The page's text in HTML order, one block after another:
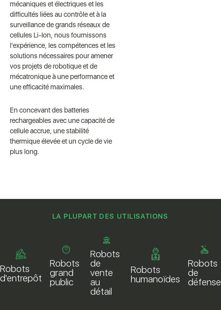
mécaniques et électriques et les
difficultés liées au contrôle et à la
surveillance de grands réseaux de
cellules Li-Ion, nous fournissons
l'expérience, les compétences et les
solutions nécessaires pour amener
vos projets de robotique et de
mécatronique à une performance et
une efficacité maximales.
En concevant des batteries
rechargeables avec une capacité de
cellule accrue, une stabilité
thermique élevée et un cycle de vie
plus long.
LA PLUPART DES UTILISATIONS
Robots
d'entrepôt
Robots
grand
public
Robots
de
vente
au
détail
Robots
humanoïdes
Robots
de
défense